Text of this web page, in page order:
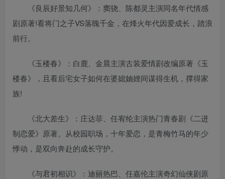
《良辰好景知几何》：窦骁、陈都灵主演同名年代情感
剧原著!看将门之子VS落魄千金，在烽火年代因爱成长，踏浪
前行。
《玉楼春》：白鹿、金晨主演古装爱情剧改编原著《玉
楼春》，且看后宅女子如何在婆媳妯娌间谋得生机，撑得家
族!
《北大差生》：庄达菲、任宥纶主演热门青春剧《二进
制恋爱》原著。从校园职场，十年爱恋，是青梅竹马的年少
悸动，是双向奔赴的成长守护。
《与君初相识》：迪丽热巴、任嘉伦主演奇幻仙侠剧原